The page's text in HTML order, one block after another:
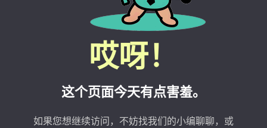
哎呀！
这个页面今天有点害羞。
如果您想继续访问，不妨找我们的小编聊聊，或